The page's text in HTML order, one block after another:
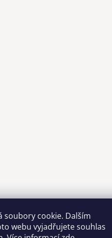
soubory cookie. Dalším
webu vyjadřujete souhlas
Možnosti dopravy